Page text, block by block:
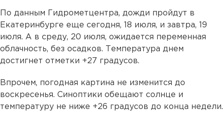
По данным Гидрометцентра, дожди пройдут в
Екатеринбурге еще сегодня, 18 июля, и завтра, 19
июля. А в среду, 20 июля, ожидается переменная
облачность, без осадков. Температура днем
достигнет отметки +27 градусов.
Впрочем, погодная картина не изменится до
воскресенья. Синоптики обещают солнце и
температуру не ниже +26 градусов до конца недели.